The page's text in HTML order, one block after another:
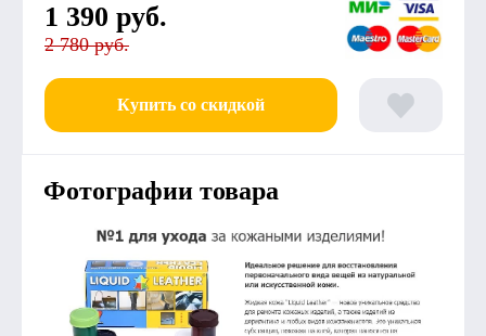
1 390 руб.
2 780 руб.
Купить со скидкой
Фотографии товара